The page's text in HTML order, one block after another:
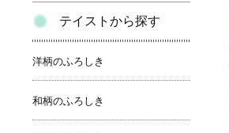
テイストから探す
洋柄のふろしき
和柄のふろしき